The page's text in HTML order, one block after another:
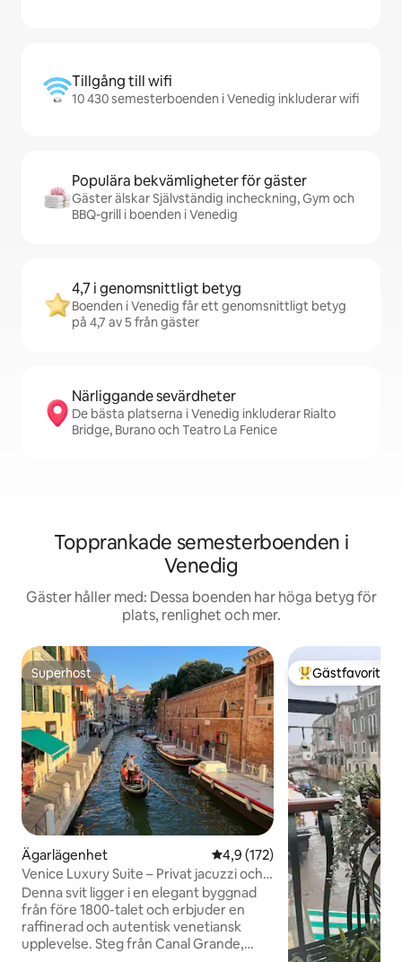
Tillgång till wifi
10 430 semesterboenden i Venedig inkluderar wifi
Populära bekvämligheter för gäster
Gäster älskar Självständig incheckning, Gym och
BBQ-grill i boenden i Venedig
4,7 i genomsnittligt betyg
Boenden i Venedig får ett genomsnittligt betyg
på 4,7 av 5 från gäster
Närliggande sevärdheter
De bästa platserna i Venedig inkluderar Rialto
Bridge, Burano och Teatro La Fenice
Topprankade semesterboenden i
Venedig
Gäster håller med: Dessa boenden har höga betyg för
plats, renlighet och mer.
Superhost
Superhost
Ägarlägenhet 4,9 av 5 i genomsnittligt
4,9 (172)
Venice Luxury Suite – Privat jacuzzi och
design
Denna svit ligger i en elegant byggnad
från före 1800-talet och erbjuder en
raffinerad och autentisk venetiansk
upplevelse. Steg från Canal Grande,
Populär
Gästfavorit